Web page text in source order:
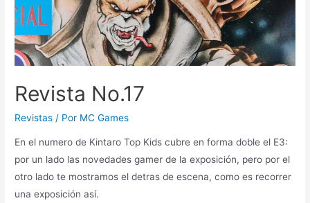
Revista No.17
Revistas / Por MC Games
En el numero de Kintaro Top Kids cubre en forma doble el E3:
por un lado las novedades gamer de la exposición, pero por el
otro lado te mostramos el detras de escena, como es recorrer
una exposición así.